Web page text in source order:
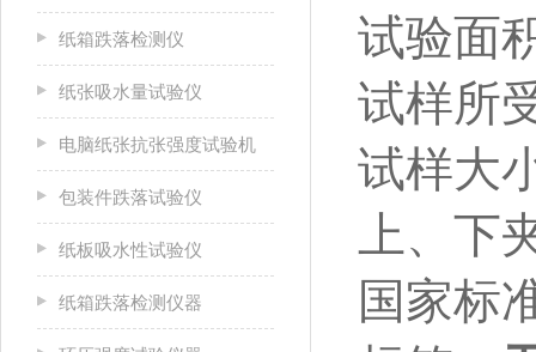
纸箱跌落检测仪
纸张吸水量试验仪
电脑纸张抗张强度试验机
包装件跌落试验仪
纸板吸水性试验仪
纸箱跌落检测仪器
试验面
试样所
试样大
上、下
国家标